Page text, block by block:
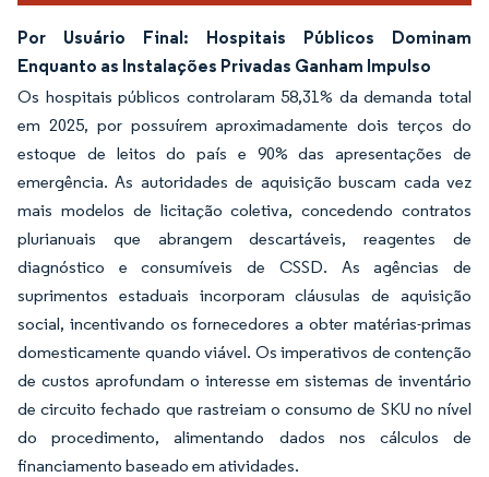
Por Usuário Final: Hospitais Públicos Dominam
Enquanto as Instalações Privadas Ganham Impulso
Os hospitais públicos controlaram 58,31% da demanda total
em 2025, por possuírem aproximadamente dois terços do
estoque de leitos do país e 90% das apresentações de
emergência. As autoridades de aquisição buscam cada vez
mais modelos de licitação coletiva, concedendo contratos
plurianuais que abrangem descartáveis, reagentes de
diagnóstico e consumíveis de CSSD. As agências de
suprimentos estaduais incorporam cláusulas de aquisição
social, incentivando os fornecedores a obter matérias-primas
domesticamente quando viável. Os imperativos de contenção
de custos aprofundam o interesse em sistemas de inventário
de circuito fechado que rastreiam o consumo de SKU no nível
do procedimento, alimentando dados nos cálculos de
financiamento baseado em atividades.